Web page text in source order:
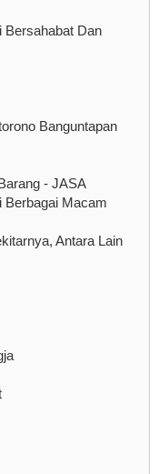
Bersahabat Dan
Banguntapan
- JASA
Macam
Antara Lain